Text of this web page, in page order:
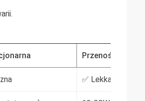
Przenośny
✅ Lekka (ale